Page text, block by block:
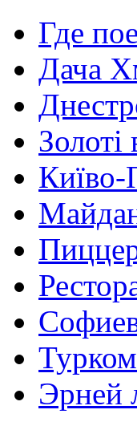
Где
Дача
Золоті
Київо-
Эрней